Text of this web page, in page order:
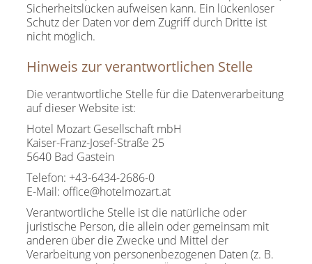
Sicherheitslücken aufweisen kann. Ein lückenloser
Schutz der Daten vor dem Zugriff durch Dritte ist
nicht möglich.
Hinweis zur verantwortlichen Stelle
Die verantwortliche Stelle für die Datenverarbeitung
auf dieser Website ist:
Hotel Mozart Gesellschaft mbH
Kaiser-Franz-Josef-Straße 25
5640 Bad Gastein
Telefon: +43-6434-2686-0
E-Mail: office@hotelmozart.at
Verantwortliche Stelle ist die natürliche oder
juristische Person, die allein oder gemeinsam mit
anderen über die Zwecke und Mittel der
Verarbeitung von personenbezogenen Daten (z. B.